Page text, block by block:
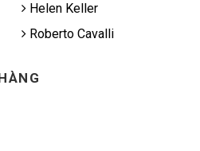
Helen Keller
Roberto Cavalli